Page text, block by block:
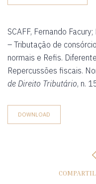
SCAFF, Fernando
– Tributação de
normais e Refis.
Repercussões fiscais.
de Direito Tributário, n.
DOWNLOAD